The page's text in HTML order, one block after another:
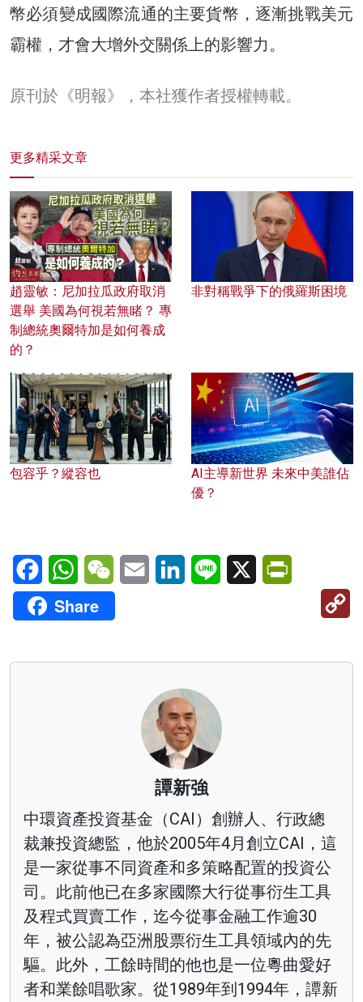
幣必須變成國際流通的主要貨幣，逐漸挑戰美元
霸權，才會大增外交關係上的影響力。
原刊於《明報》，本社獲作者授權轉載。
更多精采文章
趙靈敏：尼加拉瓜政府取消
選舉 美國為何視若無睹？ 專
制總統奧爾特加是如何養成
的？
非對稱戰爭下的俄羅斯困境
包容乎？縱容也
AI主導新世界 未來中美誰佔
優？
FacebookWhatsAppWeChatEmail LinkedInLine X
Share
譚新強
中環資產投資基金（CAI）創辦人、行政總
裁兼投資總監，他於2005年4月創立CAI，這
是一家從事不同資產和多策略配置的投資公
司。此前他已在多家國際大行從事衍生工具
及程式買賣工作，迄今從事金融工作逾30
年，被公認為亞洲股票衍生工具領域內的先
驅。此外，工餘時間的他也是一位粵曲愛好
者和業餘唱歌家。從1989年到1994年，譚新